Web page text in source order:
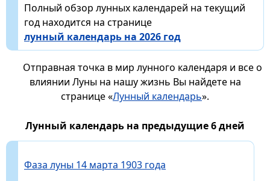
Полный обзор лунных календарей на текущий
год находится на странице
лунный календарь на 2026 год
Отправная точка в мир лунного календаря и все о
влиянии Луны на нашу жизнь Вы найдете на
странице «Лунный календарь».
Лунный календарь на предыдущие 6 дней
Фаза луны 14 марта 1903 года